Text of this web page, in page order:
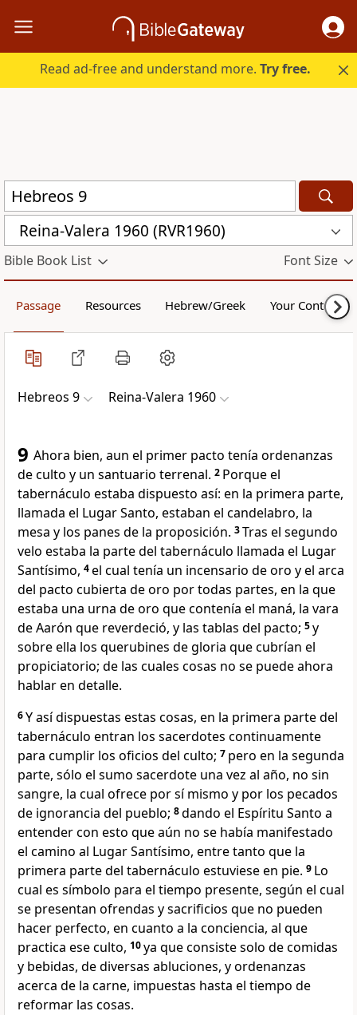
Read ad-free and understand more.Try free.
Reina-Valera 1960 (RVR1960)
Bible Book List Font Size
Passage Resources Hebrew/Greek Your Content
Hebreos 9 Reina-Valera 1960
9 Ahora bien, aun el primer pacto tenía ordenanzas
de culto y un santuario terrenal. 2 Porque el
tabernáculo estaba dispuesto así: en la primera parte,
llamada el Lugar Santo, estaban el candelabro, la
mesa y los panes de la proposición. 3Tras el segundo
velo estaba la parte del tabernáculo llamada el Lugar
Santísimo, 4el cual tenía un incensario de oro y el arca
del pacto cubierta de oro por todas partes, en la que
estaba una urna de oro que contenía el maná, la vara
de Aarón que reverdeció, y las tablas del pacto; 5y
sobre ella los querubines de gloria que cubrían el
propiciatorio; de las cuales cosas no se puede ahora
hablar en detalle.
6Y así dispuestas estas cosas, en la primera parte del
tabernáculo entran los sacerdotes continuamente
para cumplir los oficios del culto; 7 pero en la segunda
parte, sólo el sumo sacerdote una vez al año, no sin
sangre, la cual ofrece por sí mismo y por los pecados
de ignorancia del pueblo; 8dando el Espíritu Santo a
entender con esto que aún no se había manifestado
el camino al Lugar Santísimo, entre tanto que la
primera parte del tabernáculo estuviese en pie. 9 Lo
cual es símbolo para el tiempo presente, según el cual
se presentan ofrendas y sacrificios que no pueden
hacer perfecto, en cuanto a la conciencia, al que
practica ese culto, 10ya que consiste solo de comidas
y bebidas, de diversas abluciones, y ordenanzas
acerca de la carne, impuestas hasta el tiempo de
reformar las cosas.